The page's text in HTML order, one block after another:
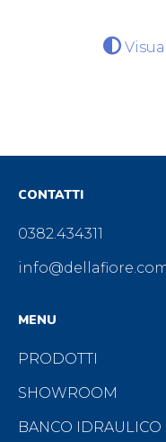
CONTATTI
0382.434311
MENU
PRODOTTI
SHOWROOM
BANCO IDRAULICO